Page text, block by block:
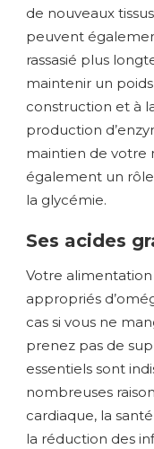
de nouveaux
peuvent
rassasié plus
maintenir un
construction et à
production
maintien de votre
également un
la glycémie.
Ses acides
Votre
appropriés
cas si vous ne
prenez pas de
essentiels sont
nombreuses
cardiaque, la
la réduction des